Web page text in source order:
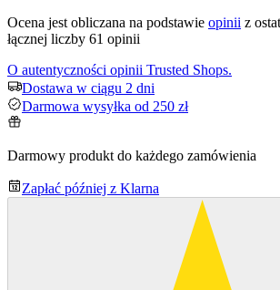
Ocena jest obliczana na podstawie opinii z
łącznej liczby 61 opinii
O autentyczności opinii Trusted Shops.
Dostawa w ciągu 2 dni
Darmowa wysyłka od 250 zł
Darmowy produkt do każdego zamówienia
Zapłać później z Klarna